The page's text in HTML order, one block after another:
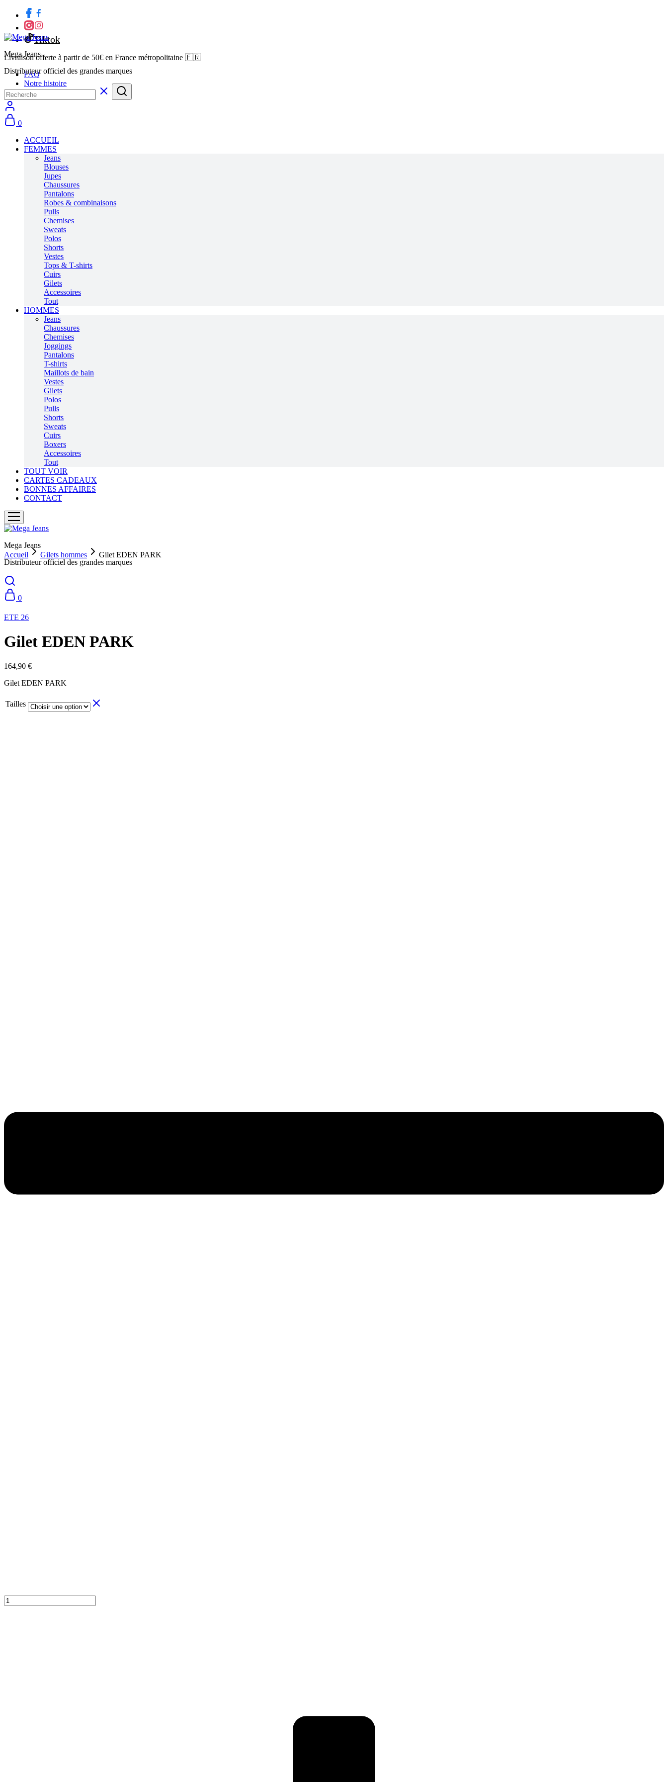
Tiktok
Livraison offerte à partir de 50€ en France métropolitaine 🇫🇷
FAQ
Notre histoire
Mega Jeans
Distributeur officiel des grandes marques
0
ACCUEIL
FEMMES
Jeans
Blouses
Jupes
Chaussures
Pantalons
Robes & combinaisons
Pulls
Chemises
Sweats
Polos
Shorts
Vestes
Tops & T-shirts
Cuirs
Gilets
Accessoires
Tout
HOMMES
Jeans
Chaussures
Chemises
Joggings
Pantalons
T-shirts
Maillots de bain
Vestes
Gilets
Polos
Pulls
Shorts
Sweats
Cuirs
Boxers
Accessoires
Tout
TOUT VOIR
CARTES CADEAUX
BONNES AFFAIRES
CONTACT
Mega Jeans
Distributeur officiel des grandes marques
0
Accueil Gilets hommes Gilet EDEN PARK
ETE 26
Gilet EDEN PARK
164,90 €
Gilet EDEN PARK
Tailles
Gilet
EDEN